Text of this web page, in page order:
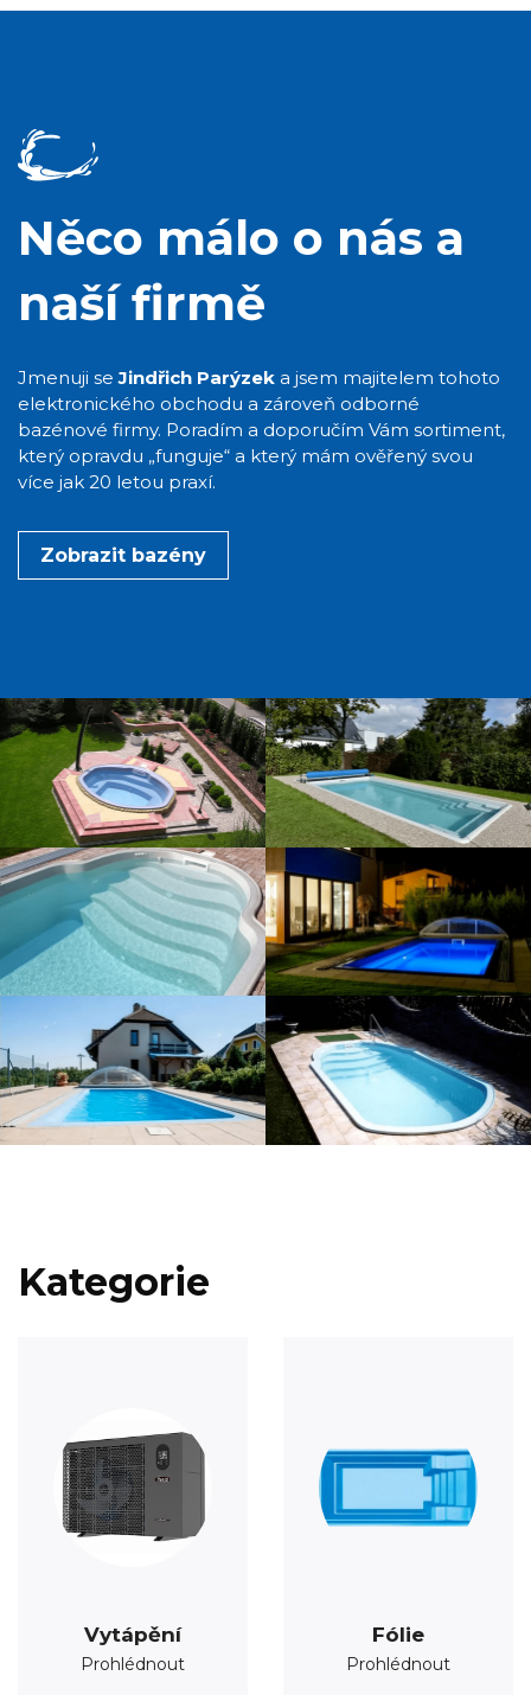
Něco málo o nás a
naší firmě
Jmenuji seJindřich Parýzek a jsem majitelem tohoto
elektronického obchodu a zároveň odborné
bazénové firmy. Poradím a doporučím Vám sortiment,
který opravdu „funguje“ a který mám ověřený svou
více jak 20 letou praxí.
Zobrazit bazény
Kategorie
Vytápění
Prohlédnout
Fólie
Prohlédnout